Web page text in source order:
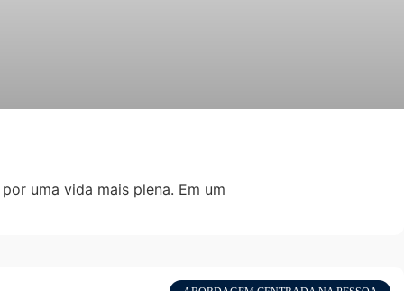
uma vida mais plena. Em um